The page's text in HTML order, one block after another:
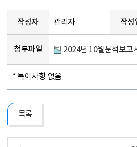
작성자 관리자 작성
첨부파일 2024년 10월분석보고
* 특이사항 없음
목록